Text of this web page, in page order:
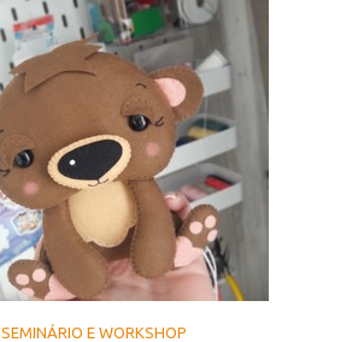
SEMINÁRIO E WORKSHOP